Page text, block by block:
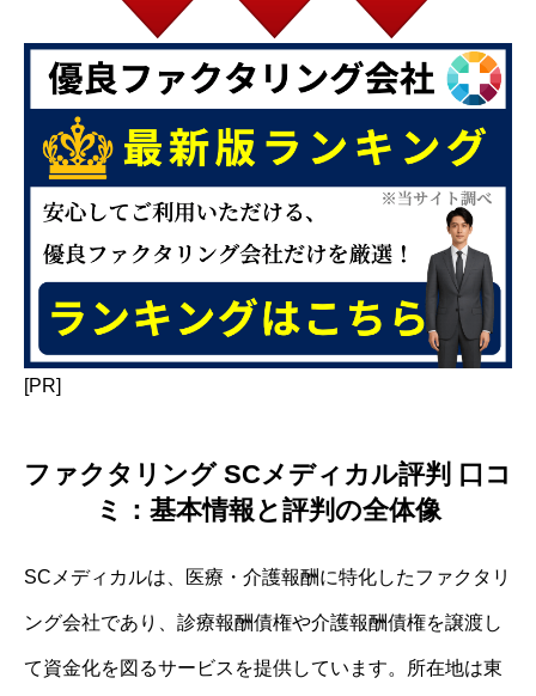
[PR]
ファクタリング SCメディカル評判 口コ
ミ：基本情報と評判の全体像
SCメディカルは、医療・介護報酬に特化したファクタリ
ング会社であり、診療報酬債権や介護報酬債権を譲渡し
て資金化を図るサービスを提供しています。所在地は東